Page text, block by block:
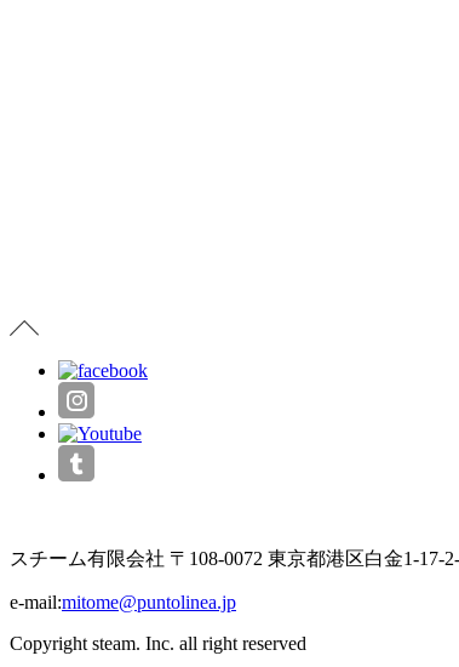
スチーム有限会社 〒108-0072 東京都港区白金1-17-
e-mail:mitome@puntolinea.jp
Copyright steam. Inc. all right reserved